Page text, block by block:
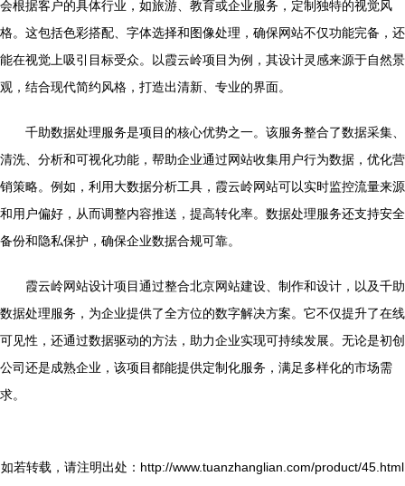
会根据客户的具体行业，如旅游、教育或企业服务，定制独特的视觉风
格。这包括色彩搭配、字体选择和图像处理，确保网站不仅功能完备，还
能在视觉上吸引目标受众。以霞云岭项目为例，其设计灵感来源于自然景
观，结合现代简约风格，打造出清新、专业的界面。
千助数据处理服务是项目的核心优势之一。该服务整合了数据采集、
清洗、分析和可视化功能，帮助企业通过网站收集用户行为数据，优化营
销策略。例如，利用大数据分析工具，霞云岭网站可以实时监控流量来源
和用户偏好，从而调整内容推送，提高转化率。数据处理服务还支持安全
备份和隐私保护，确保企业数据合规可靠。
霞云岭网站设计项目通过整合北京网站建设、制作和设计，以及千助
数据处理服务，为企业提供了全方位的数字解决方案。它不仅提升了在线
可见性，还通过数据驱动的方法，助力企业实现可持续发展。无论是初创
公司还是成熟企业，该项目都能提供定制化服务，满足多样化的市场需
求。
如若转载，请注明出处：http://www.tuanzhanglian.com/product/45.html